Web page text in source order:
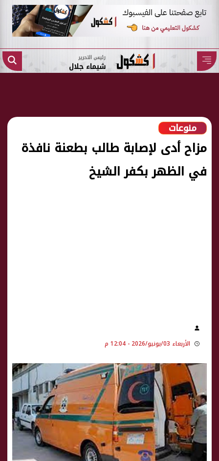
رئيس التحرير
شيماء جلال
منوعات
مزاح أدى لإصابة طالب بطعنة نافذة
في الظهر بكفر الشيخ
الأربعاء 03/يونيو/2026 - 12:04 م